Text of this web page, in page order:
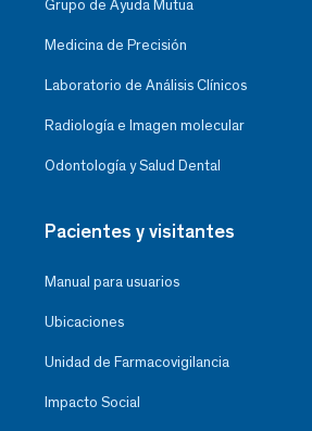
Grupo de Ayuda Mutua
Medicina de Precisión
Laboratorio de Análisis Clínicos
Radiología e Imagen molecular
Odontología y Salud Dental
Pacientes y visitantes
Manual para usuarios
Ubicaciones
Unidad de Farmacovigilancia
Impacto Social